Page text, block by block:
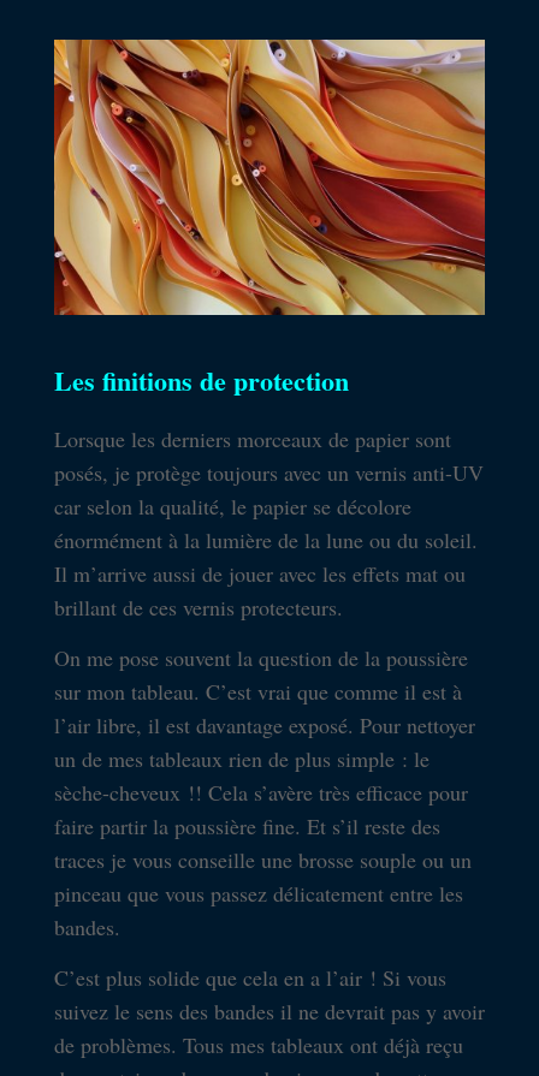
Les finitions de protection
Lorsque les derniers morceaux de papier sont
posés, je protège toujours avec un vernis anti-UV
car selon la qualité, le papier se décolore
énormément à la lumière de la lune ou du soleil.
Il m’arrive aussi de jouer avec les effets mat ou
brillant de ces vernis protecteurs.
On me pose souvent la question de la poussière
sur mon tableau. C’est vrai que comme il est à
l’air libre, il est davantage exposé. Pour nettoyer
un de mes tableaux rien de plus simple : le
sèche-cheveux !! Cela s’avère très efficace pour
faire partir la poussière fine. Et s’il reste des
traces je vous conseille une brosse souple ou un
pinceau que vous passez délicatement entre les
bandes.
C’est plus solide que cela en a l’air ! Si vous
suivez le sens des bandes il ne devrait pas y avoir
de problèmes. Tous mes tableaux ont déjà reçu